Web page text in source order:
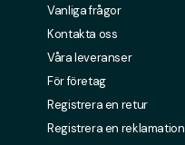
Vanliga frågor
Kontakta oss
Våra leveranser
För företag
Registrera en retur
Registrera en reklamation